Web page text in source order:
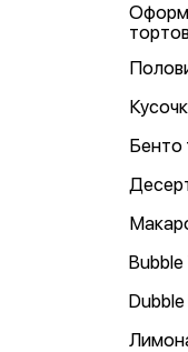
Бенто
Bubble